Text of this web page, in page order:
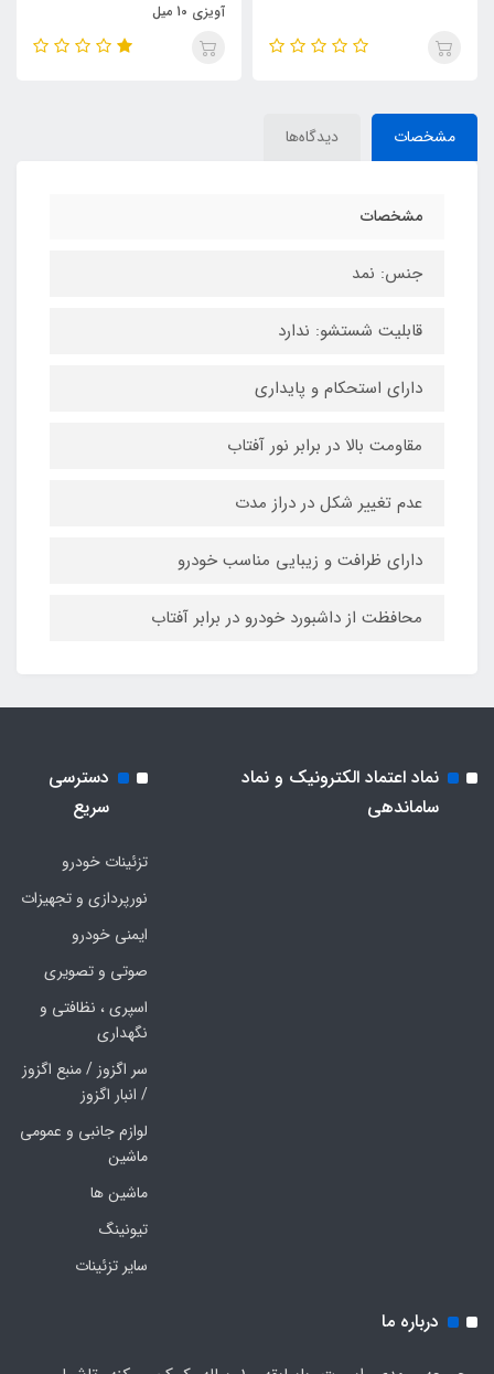
سانت)
مشخصات دیدگاه‌ها
مشخصات
جنس: نمد
قابلیت شستشو: ندارد
دارای استحکام و پایداری
مقاومت بالا در برابر نور آفتاب
عدم تغییر شکل در دراز مدت
دارای ظرافت و زیبایی مناسب خودرو
محافظت از داشبورد خودرو در برابر آفتاب
نماد اعتماد الکترونیک و نماد
ساماندهی
دسترسی
سریع
تزئینات خودرو
نورپردازی و تجهیزات
ایمنی خودرو
صوتی و تصویری
اسپری ، نظافتی و
نگهداری
سر اگزوز / منبع اگزوز
/ انبار اگزوز
لوازم جانبی و عمومی
ماشین
ماشین ها
تیونینگ
سایر تزئینات
درباره ما